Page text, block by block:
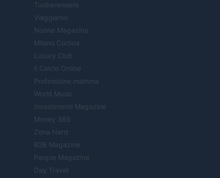
Tuobenessere
Viaggiamo
Nonne Magazine
Milano Cortina
Luxury Club
Il Calcio Online
Professione mamma
World Music
Investimenti Magazine
Money 365
Zona Nerd
B2B Magazine
People Magazine
Day Travel